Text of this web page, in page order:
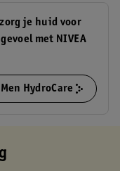
je huid voor
met NIVEA
HydroCare